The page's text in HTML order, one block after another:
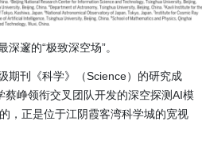
邃的“极致深空场”。
期刊《科学》（Science）的研究成
峥领衔交叉团队开发的深空探测AI模
，正是位于江阴霞客湾科学城的宽视